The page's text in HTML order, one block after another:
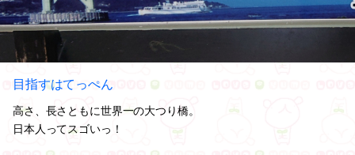
目指すはてっぺん
高さ、長さともに世界一の大つり橋。
日本人ってスゴいっ！